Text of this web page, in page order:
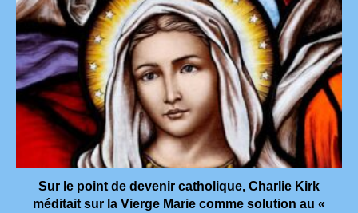
Sur le point de devenir catholique, Charlie Kirk
méditait sur la Vierge Marie comme solution au «